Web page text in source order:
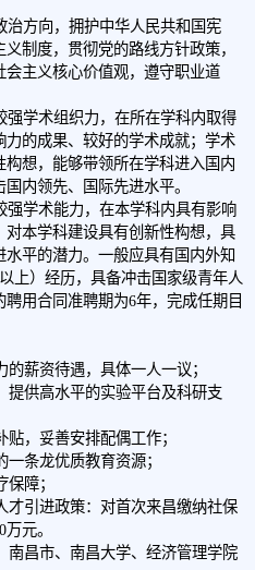
治方向，拥护中华人民共和国宪
制度，贯彻党的路线方针政策，
主义核心价值观，遵守职业道
强学术组织力，在所在学科内取得
力的成果、较好的学术成就；学术
想，能够带领所在学科进入国内
内领先、国际先进水平。
强学术能力，在本学科内具有影响
本学科建设具有创新性构想，具
平的潜力。一般应具有国内外知
上）经历，具备冲击国家级青年人
用合同准聘期为6年，完成任期目
薪资待遇，具体一人一议；
提供高水平的实验平台及科研支
，妥善安排配偶工作；
条龙优质教育资源；
障；
才引进政策：对首次来昌缴纳社保
元。
南昌市、南昌大学、经济管理学院